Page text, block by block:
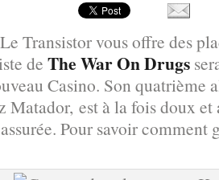
Transistor vous offre des
de The War On Drugs
Casino. Son quatrième
Matador, est à la fois doux et
Pour savoir comment